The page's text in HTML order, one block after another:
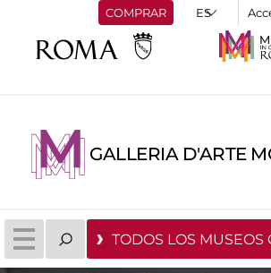
COMPRAR
GALLERIA D'ARTE
TODOS LOS MUSEOS